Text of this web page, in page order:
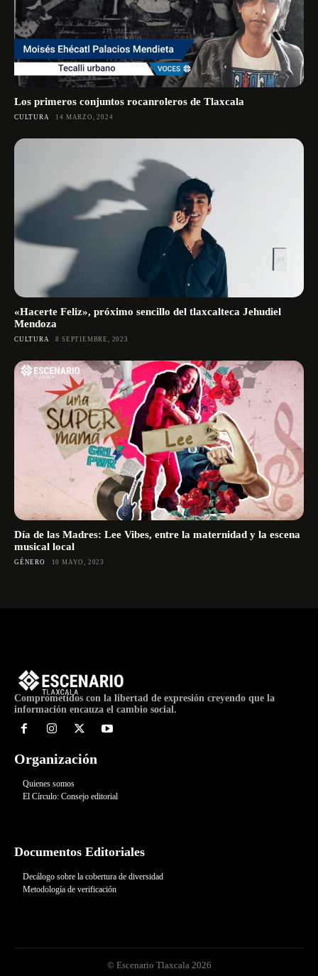
Los primeros conjuntos rocanroleros de Tlaxcala
CULTURA 14 MARZO, 2024
«Hacerte Feliz», próximo sencillo del tlaxcalteca Jehudiel
Mendoza
CULTURA 8 SEPTIEMBRE, 2023
Día de las Madres: Lee Vibes, entre la maternidad y la escena
musical local
GÉNERO 10 MAYO, 2023
Comprometidos con la libertad de expresión creyendo que la
información encauza el cambio social.
Organización
Quienes somos
El Círculo: Consejo editorial
Documentos Editoriales
Decálogo sobre la cobertura de diversidad
Metodología de verificación
© Escenario Tlaxcala 2026